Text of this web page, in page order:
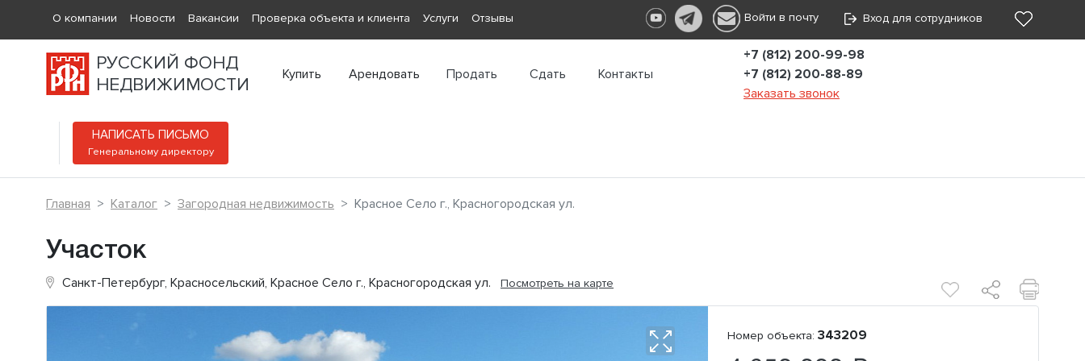
О компании Новости Вакансии Проверка объекта и клиента Услуги Отзывы Войти в почту Вход для сотрудников
РУССКИЙ ФОНД
НЕДВИЖИМОСТИ
Купить Арендовать Продать Сдать Контакты
+7 (812) 200-99-98
+7 (812) 200-88-89
Заказать звонок
НАПИСАТЬ ПИСЬМО
Генеральному директору
Главная Каталог Загородная недвижимость Красное Село г., Красногородская ул.
Участок
Санкт-Петербург, Красносельский, Красное Село г., Красногородская ул. Посмотреть на карте
Номер объекта: 343209